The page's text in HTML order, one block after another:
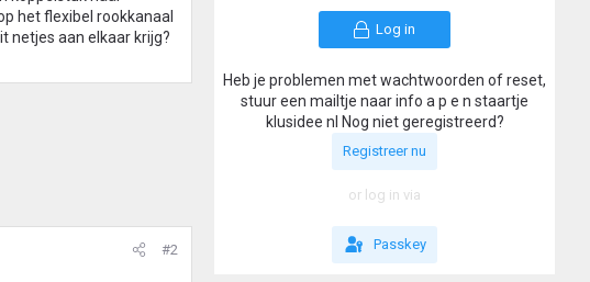
het flexibel rookkanaal
netjes aan elkaar krijg?
#2
Log in
Heb je problemen met wachtwoorden of reset,
stuur een mailtje naar info a p e n staartje
klusidee nl Nog niet geregistreerd?
Registreer nu
or log in via
Passkey